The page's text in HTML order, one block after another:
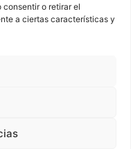
o retirar el
a ciertas características y
DE PRIVACIDAD
RUGBY 2023.